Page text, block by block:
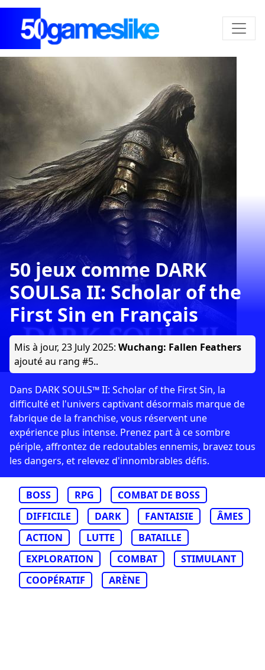
50 jeux comme DARK
SOULSa II: Scholar of the
First Sin en Français
Mis à jour, 23 July 2025: Wuchang: Fallen Feathers
ajouté au rang #5..
Dans DARK SOULS™ II: Scholar of the First Sin, la
difficulté et l'univers captivant désormais marque de
fabrique de la franchise, vous réservent une
expérience plus intense. Prenez part à ce sombre
périple, affrontez de redoutables ennemis, bravez tous
les dangers, et relevez d'innombrables défis.
BOSS RPG
COMBAT DE BOSS
DIFFICILE
DARK FANTAISIE
ÂMES
ACTION
LUTTE
BATAILLE
EXPLORATION
COMBAT
STIMULANT
COOPÉRATIF
ARÈNE